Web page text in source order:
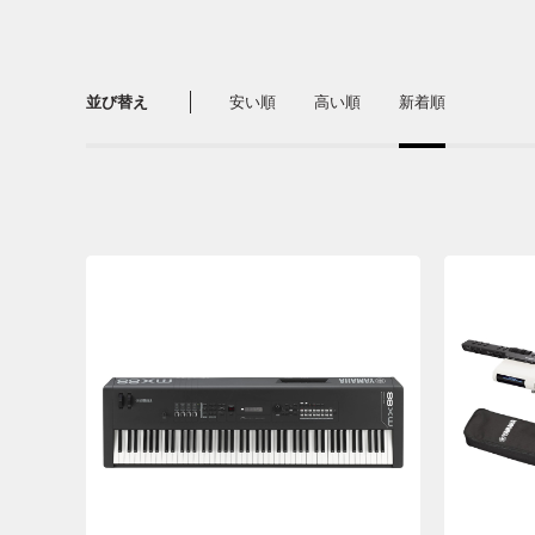
並び替え 安い順 高い順 新着順